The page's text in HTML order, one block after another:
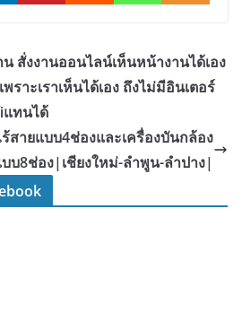
สั่งงานออนไลน์เห็นหน้างานได้เอง
ราะเราเห็นได้เอง ถึงไม่มีอินเตอร์
แทนได้
สายแบบ4ช่องและเครื่องบันกล้อง
บ8ช่อง|เชียงใหม่-ลำพูน-ลำปาง|